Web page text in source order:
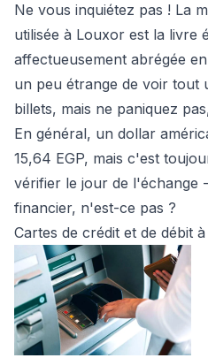
Ne vous inquiétez pas ! La
utilisée à Louxor est la livre
affectueusement abrégée
un peu étrange de voir tout
billets, mais ne paniquez
En général, un dollar
15,64 EGP, mais c'est
vérifier le jour de l'échange
financier, n'est-ce pas ?
Cartes de crédit et de débit